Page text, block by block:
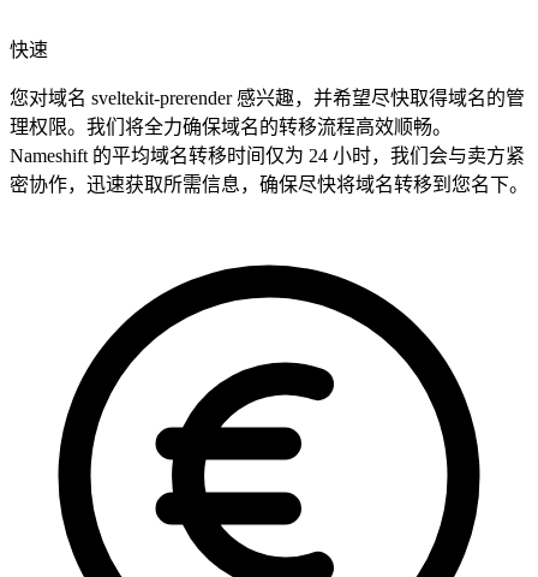
快速
您对域名 sveltekit-prerender 感兴趣，并希望尽快取得域名的管
理权限。我们将全力确保域名的转移流程高效顺畅。
Nameshift 的平均域名转移时间仅为 24 小时，我们会与卖方紧
密协作，迅速获取所需信息，确保尽快将域名转移到您名下。